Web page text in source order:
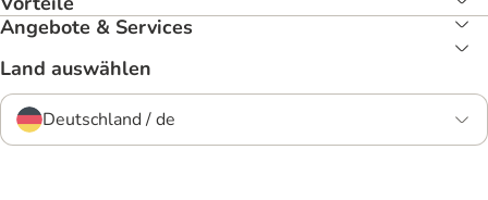
Angebote & Services
Land auswählen
Deutschland / de